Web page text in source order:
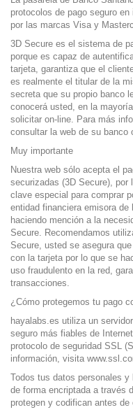
protocolos de pago seguro
por las marcas Visa y
3D Secure es el sistema de
porque es capaz de
tarjeta, garantiza que el
es realmente el titular de la
secreta que su propio banco
conocerá usted, en la
solicitar on-line. Para más
consultar la web de su banco
Muy importante
Nuestra web sólo acepta el
securizadas (3D Secure), por
clave especial para comprar
entidad financiera emisora de
haciendo mención a la
Secure. Recomendamos
Secure, usted se asegura
con la tarjeta por lo que se
uso fraudulento en la red,
transacciones.
¿Cómo protegemos tu pago
hayalabs.es utiliza un
seguro más fiables de
protocolo de seguridad SSL
información, visita
Todos tus datos personales
de forma encriptada a través
protegen y codifican antes